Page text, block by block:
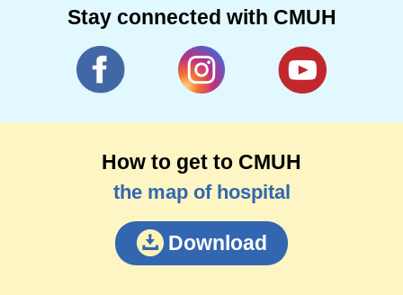
Stay connected with CMUH
How to get to CMUH
the map of hospital
Download